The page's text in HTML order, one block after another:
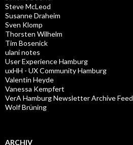
Steve McLeod
Susanne Draheim
Sven Klomp
Thorsten Wilhelm
Tim Bosenick
ulani notes
User Experience Hamburg
uxHH - UX Community Hamburg
Valentin Heyde
Vanessa Kempfert
VerA Hamburg Newsletter Archive Feed
Wolf Brüning
ARCHIV